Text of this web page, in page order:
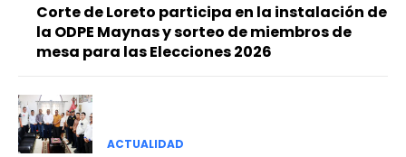
Corte de Loreto participa en la instalación de
la ODPE Maynas y sorteo de miembros de
mesa para las Elecciones 2026
ACTUALIDAD